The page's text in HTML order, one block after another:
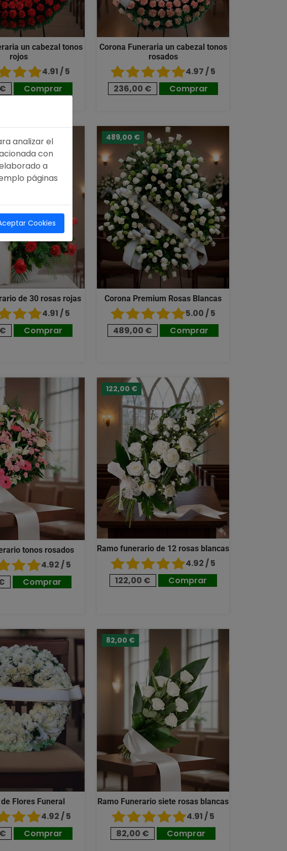
un cabezal tonos
rojos
4.91 / 5
Comprar
Corona Funeraria un cabezal tonos
rosados
4.97 / 5
236,00 €
Comprar
de 30 rosas rojas
4.91 / 5
Comprar
489,00 €
Corona Premium Rosas Blancas
5.00 / 5
489,00 €
Comprar
tonos rosados
4.92 / 5
Comprar
122,00 €
Ramo funerario de 12 rosas blancas
4.92 / 5
122,00 €
Comprar
Flores Funeral
4.92 / 5
Comprar
82,00 €
Ramo Funerario siete rosas blancas
4.91 / 5
82,00 €
Comprar
analizar el
con
a
páginas
Cookies